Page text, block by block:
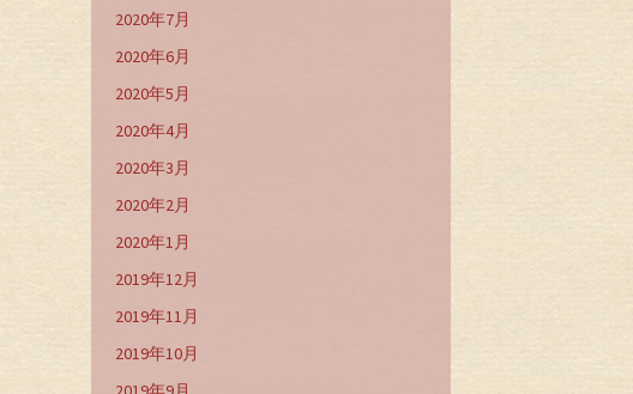
2020年7月
2020年6月
2020年5月
2020年4月
2020年3月
2020年2月
2020年1月
2019年12月
2019年11月
2019年10月